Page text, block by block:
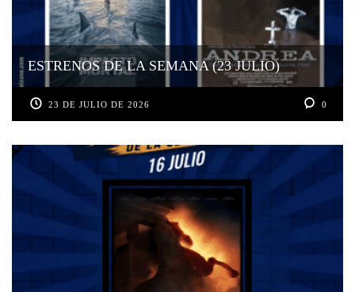
ESTRENOS DE LA SEMANA (23 JULIO)
23 DE JULIO DE 2026 0